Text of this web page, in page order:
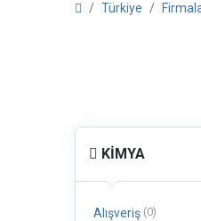
Türkiye
KIMYA
Alışveriş (0)